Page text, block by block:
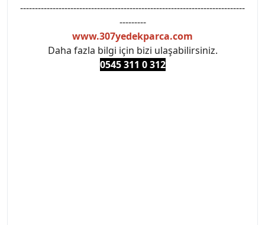
----------------------------------------------------------------------------
---------
www.307yedekparca.com
Daha fazla bilgi için bizi ulaşabilirsiniz.
0545 311 0 312